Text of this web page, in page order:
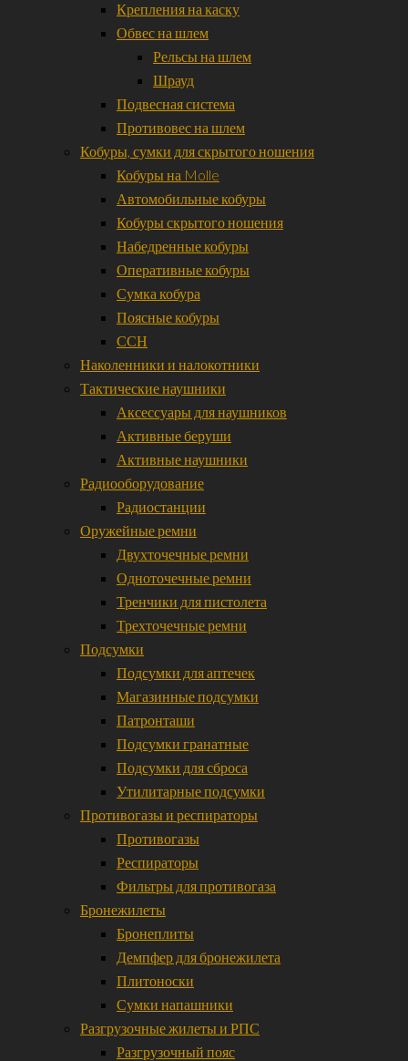
Крепления на каску
Обвес на шлем
Рельсы на шлем
Шрауд
Подвесная система
Противовес на шлем
Кобуры, сумки для скрытого ношения
Кобуры на Molle
Автомобильные кобуры
Кобуры скрытого ношения
Набедренные кобуры
Оперативные кобуры
Сумка кобура
Поясные кобуры
ССН
Наколенники и налокотники
Тактические наушники
Аксессуары для наушников
Активные беруши
Активные наушники
Радиооборудование
Радиостанции
Оружейные ремни
Двухточечные ремни
Одноточечные ремни
Тренчики для пистолета
Трехточечные ремни
Подсумки
Подсумки для аптечек
Магазинные подсумки
Патронташи
Подсумки гранатные
Подсумки для сброса
Утилитарные подсумки
Противогазы и респираторы
Противогазы
Респираторы
Фильтры для противогаза
Бронежилеты
Бронеплиты
Демпфер для бронежилета
Плитоноски
Сумки напашники
Разгрузочные жилеты и РПС
Разгрузочный пояс